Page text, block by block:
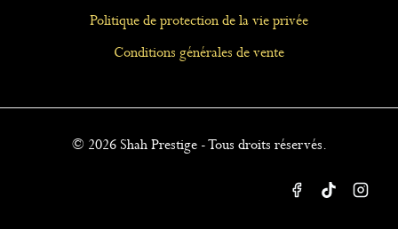
Politique de protection de la vie privée
Conditions générales de vente
© 2026 Shah Prestige - Tous droits réservés.